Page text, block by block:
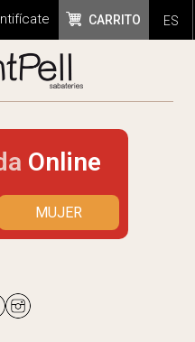
ES
CARRITO
Online
MUJER